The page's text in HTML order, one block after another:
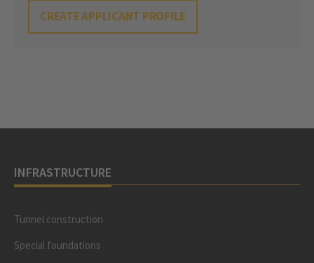
CREATE APPLICANT PROFILE
INFRASTRUCTURE
Tunnel construction
Special foundations